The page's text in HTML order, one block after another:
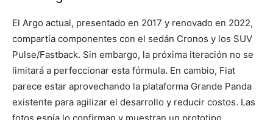
El Argo actual, presentado en 2017 y renovado en 2022,
compartía componentes con el sedán Cronos y los SUV
Pulse/Fastback. Sin embargo, la próxima iteración no se
limitará a perfeccionar esta fórmula. En cambio, Fiat
parece estar aprovechando la plataforma Grande Panda
existente para agilizar el desarrollo y reducir costos. Las